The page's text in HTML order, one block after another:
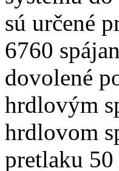
sú určené
6760
dovolené
hrdlovým
hrdlovom
pretlaku